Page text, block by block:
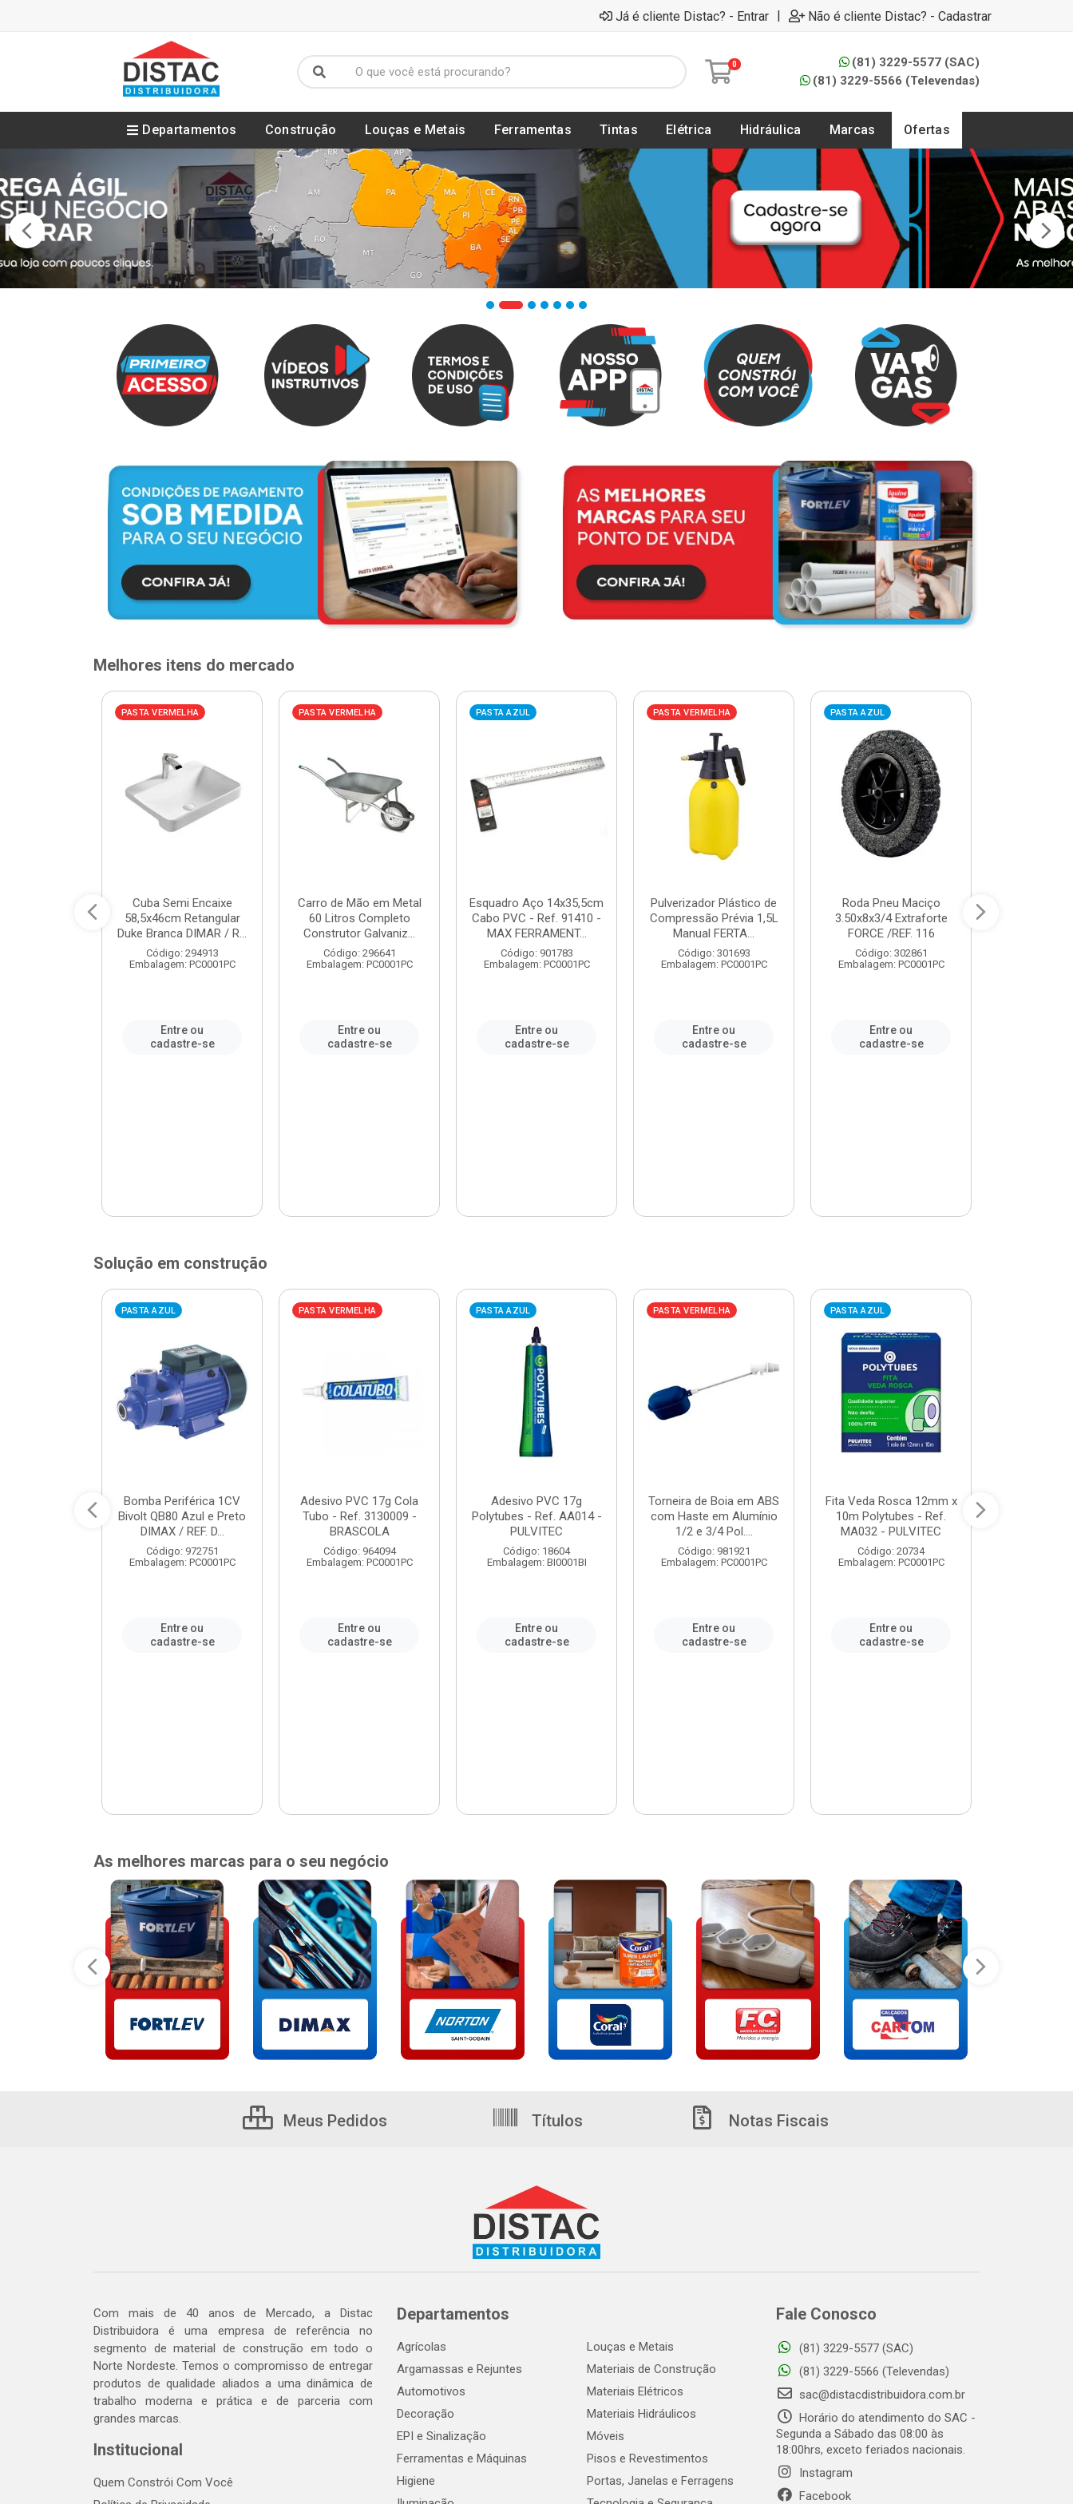
Já é cliente Distac? - Entrar | Não é cliente Distac? - Cadastrar
0
(81) 3229-5577 (SAC)
(81) 3229-5566 (Televendas)
Departamentos Construção Louças e Metais Ferramentas Tintas Elétrica Hidráulica Marcas Ofertas
Melhores itens do mercado
PASTA VERMELHA
Cuba Semi Encaixe
58,5x46cm Retangular
Duke Branca DIMAR / R...
Código: 294913
Embalagem: PC0001PC
Entre ou
cadastre-se
PASTA VERMELHA
Carro de Mão em Metal
60 Litros Completo
Construtor Galvaniz...
Código: 296641
Embalagem: PC0001PC
Entre ou
cadastre-se
PASTA AZUL
Esquadro Aço 14x35,5cm
Cabo PVC - Ref. 91410 -
MAX FERRAMENT...
Código: 901783
Embalagem: PC0001PC
Entre ou
cadastre-se
PASTA VERMELHA
Pulverizador Plástico de
Compressão Prévia 1,5L
Manual FERTA...
Código: 301693
Embalagem: PC0001PC
Entre ou
cadastre-se
PASTA AZUL
Roda Pneu Maciço
3.50x8x3/4 Extraforte
FORCE /REF. 116
Código: 302861
Embalagem: PC0001PC
Entre ou
cadastre-se
Solução em construção
PASTA AZUL
Bomba Periférica 1CV
Bivolt QB80 Azul e Preto
DIMAX / REF. D...
Código: 972751
Embalagem: PC0001PC
Entre ou
cadastre-se
PASTA VERMELHA
Adesivo PVC 17g Cola
Tubo - Ref. 3130009 -
BRASCOLA
Código: 964094
Embalagem: PC0001PC
Entre ou
cadastre-se
PASTA AZUL
Adesivo PVC 17g
Polytubes - Ref. AA014 -
PULVITEC
Código: 18604
Embalagem: BI0001BI
Entre ou
cadastre-se
PASTA VERMELHA
Torneira de Boia em ABS
com Haste em Alumínio
1/2 e 3/4 Pol....
Código: 981921
Embalagem: PC0001PC
Entre ou
cadastre-se
PASTA AZUL
Fita Veda Rosca 12mm x
10m Polytubes - Ref.
MA032 - PULVITEC
Código: 20734
Embalagem: PC0001PC
Entre ou
cadastre-se
As melhores marcas para o seu negócio
Meus Pedidos Títulos Notas Fiscais
Com mais de 40 anos de Mercado, a Distac
Distribuidora é uma empresa de referência no
segmento de material de construção em todo o
Norte Nordeste. Temos o compromisso de entregar
produtos de qualidade aliados a uma dinâmica de
trabalho moderna e prática e de parceria com
grandes marcas.
Institucional
Quem Constrói Com Você
Departamentos
Agrícolas
Argamassas e Rejuntes
Automotivos
Decoração
EPI e Sinalização
Ferramentas e Máquinas
Higiene
Louças e Metais
Materiais de Construção
Materiais Elétricos
Materiais Hidráulicos
Móveis
Pisos e Revestimentos
Portas, Janelas e Ferragens
Fale Conosco
(81) 3229-5577 (SAC)
(81) 3229-5566 (Televendas)
sac@distacdistribuidora.com.br
Horário do atendimento do SAC -
Segunda a Sábado das 08:00 às
18:00hrs, exceto feriados nacionais.
Instagram
Facebook